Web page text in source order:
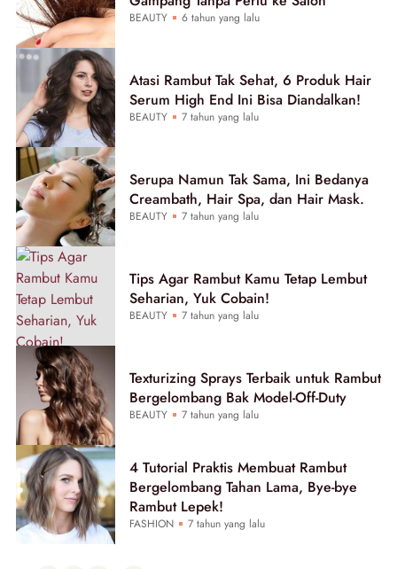
BEAUTY 6 tahun yang lalu
Atasi Rambut Tak Sehat, 6 Produk Hair
Serum High End Ini Bisa Diandalkan!
BEAUTY 7 tahun yang lalu
Serupa Namun Tak Sama, Ini Bedanya
Creambath, Hair Spa, dan Hair Mask.
BEAUTY 7 tahun yang lalu
Tips Agar Rambut Kamu Tetap Lembut
Seharian, Yuk Cobain!
BEAUTY 7 tahun yang lalu
Texturizing Sprays Terbaik untuk Rambut
Bergelombang Bak Model-Off-Duty
BEAUTY 7 tahun yang lalu
4 Tutorial Praktis Membuat Rambut
Bergelombang Tahan Lama, Bye-bye
Rambut Lepek!
FASHION 7 tahun yang lalu